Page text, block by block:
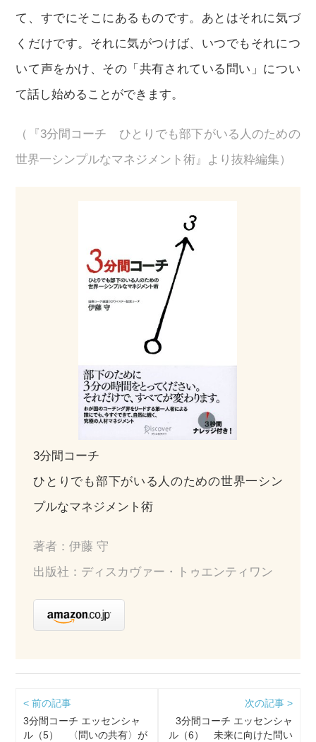
て、すでにそこにあるものです。あとはそれに気づ
くだけです。それに気がつけば、いつでもそれにつ
いて声をかけ、その「共有されている問い」につい
て話し始めることができます。
（『3分間コーチ ひとりでも部下がいる人のための
世界一シンプルなマネジメント術』より抜粋編集）
3分間コーチ
ひとりでも部下がいる人のための世界一シン
プルなマネジメント術
著者：伊藤 守
出版社：ディスカヴァー・トゥエンティワン
< 前の記事
3分間コーチ エッセンシャ
ル（5） 〈問いの共有〉が
次の記事 >
3分間コーチ エッセンシャ
ル（6） 未来に向けた問い